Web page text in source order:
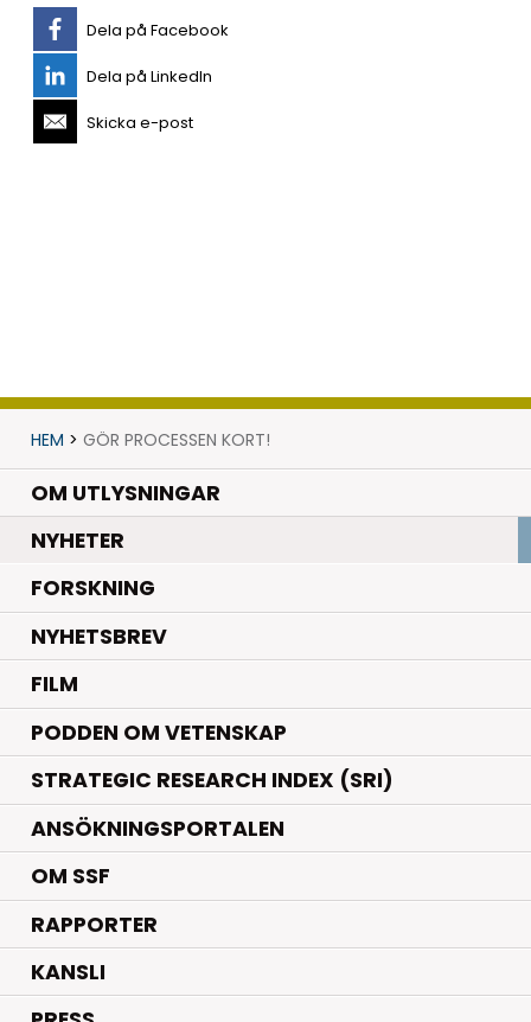
Dela på Facebook
Dela på LinkedIn
Skicka e-post
HEM > GÖR PROCESSEN KORT!
OM UTLYSNINGAR
NYHETER.
FORSKNING.
NYHETSBREV
FILM
PODDEN OM VETENSKAP
STRATEGIC RESEARCH INDEX (SRI)
ANSÖKNINGSPORTALEN
OM SSF
RAPPORTER
KANSLI